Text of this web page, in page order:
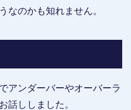
なのかも知れません。
アンダーバーやオーバーラ
話ししました。